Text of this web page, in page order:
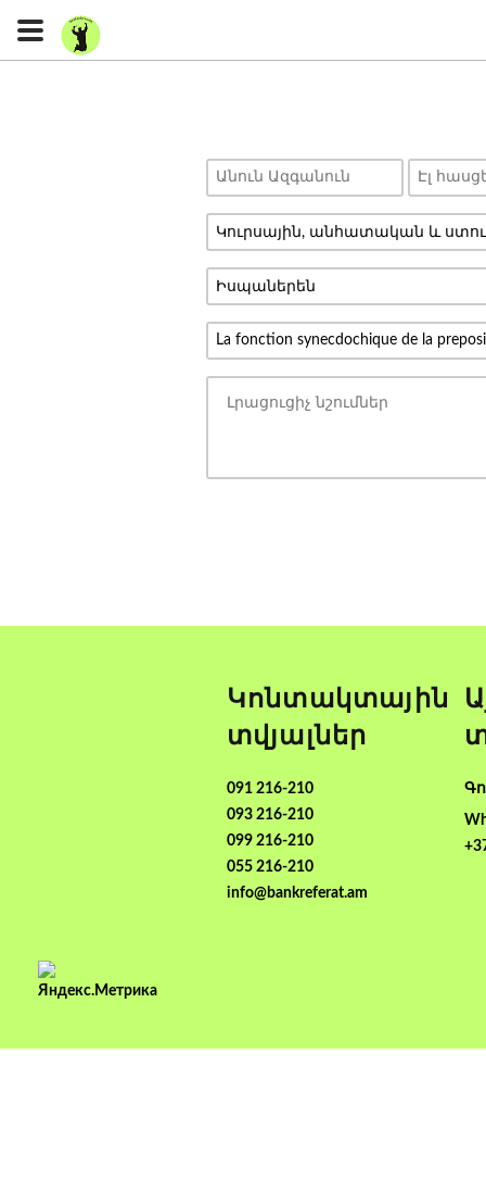
Կոնտակտային
տվյալներ
091 216-210
093 216-210
099 216-210
055 216-210
info@bankreferat.am